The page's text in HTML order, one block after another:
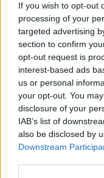
If you wish to opt-out
processing of your
targeted advertising
section to confirm
opt-out request is
interest-based ads
us or personal
your opt-out. You
disclosure of your
IAB’s list of
also be disclosed by
Downstream
NYHETER 2026-08-04 KL.